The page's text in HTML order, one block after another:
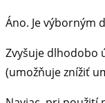
Áno. Je výborným
Zvyšuje dlhodobo
(umožňuje znížiť